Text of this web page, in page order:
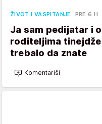
ŽIVOT I VASPITANJE PRE 6 H
Ja sam pedijatar i
roditeljima
trebalo da znate
Komentariši